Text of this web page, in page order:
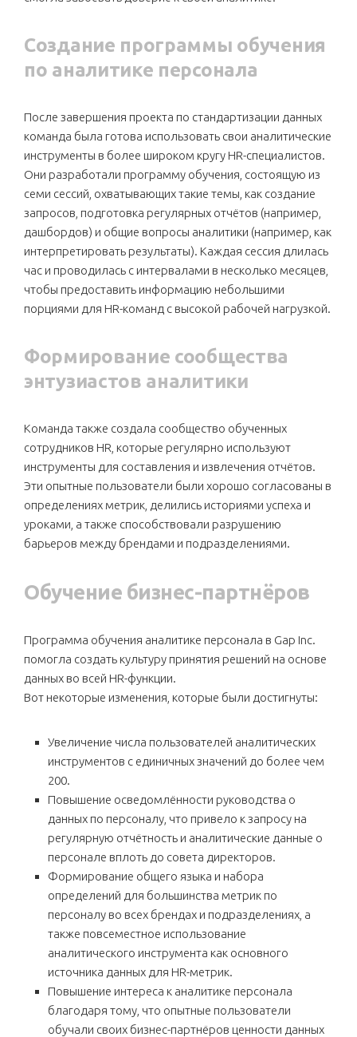
Создание программы обучения
по аналитике персонала
После завершения проекта по стандартизации данных
команда была готова использовать свои аналитические
инструменты в более широком кругу HR-специалистов.
Они разработали программу обучения, состоящую из
семи сессий, охватывающих такие темы, как создание
запросов, подготовка регулярных отчётов (например,
дашбордов) и общие вопросы аналитики (например, как
интерпретировать результаты). Каждая сессия длилась
час и проводилась с интервалами в несколько месяцев,
чтобы предоставить информацию небольшими
порциями для HR-команд с высокой рабочей нагрузкой.
Формирование сообщества
энтузиастов аналитики
Команда также создала сообщество обученных
сотрудников HR, которые регулярно используют
инструменты для составления и извлечения отчётов.
Эти опытные пользователи были хорошо согласованы в
определениях метрик, делились историями успеха и
уроками, а также способствовали разрушению
барьеров между брендами и подразделениями.
Обучение бизнес-партнёров
Программа обучения аналитике персонала в Gap Inc.
помогла создать культуру принятия решений на основе
данных во всей HR-функции.
Вот некоторые изменения, которые были достигнуты:
Увеличение числа пользователей аналитических
инструментов с единичных значений до более чем
200.
Повышение осведомлённости руководства о
данных по персоналу, что привело к запросу на
регулярную отчётность и аналитические данные о
персонале вплоть до совета директоров.
Формирование общего языка и набора
определений для большинства метрик по
персоналу во всех брендах и подразделениях, а
также повсеместное использование
аналитического инструмента как основного
источника данных для HR-метрик.
Повышение интереса к аналитике персонала
благодаря тому, что опытные пользователи
обучали своих бизнес-партнёров ценности данных